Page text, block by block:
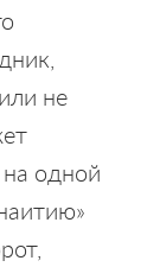
не
одной